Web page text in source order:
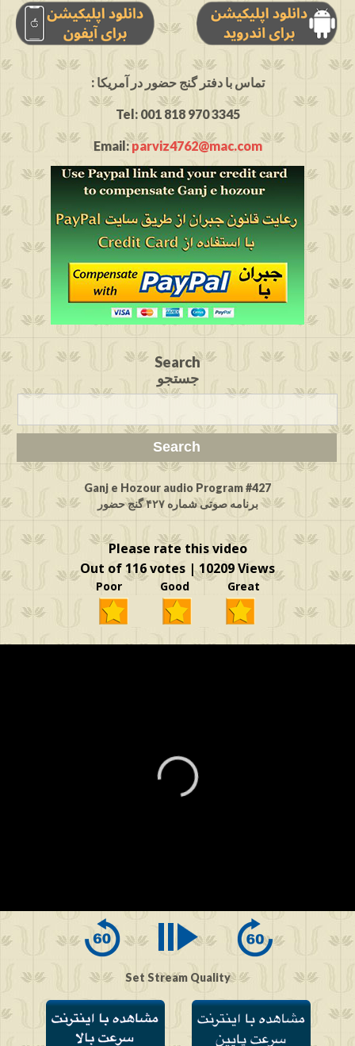
: تماس با دفتر گنج حضور در آمریکا
Tel: 001 818 970 3345
Email:parviz4762@mac.com
Search
جستجو
Ganj e Hozour audio Program #427
برنامه صوتی شماره ۴۲۷ گنج حضور
Please rate this video
Out of 116 votes | 10209 Views
Poor Good Great
of
Set Stream Quality